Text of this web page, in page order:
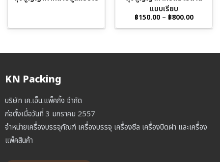
แบบเรียบ
฿150.00 – ฿800.00Price
฿150.00
KN Packing
บริษัท เค.เอ็น.แพ็คกิ้ง จำกัด
ก่อตั้งเมื่อวันที่ 3 มกราคม 2557
จำหน่ายเครื่องบรรจุภัณฑ์ เครื่องบรรจุ เครื่องซีล เครื่องปิดฝา และเครื่อง
แพ็คสินค้า